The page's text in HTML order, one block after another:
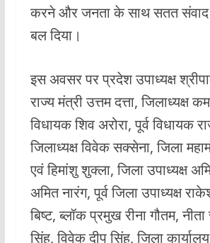
करने और जनता के साथ सतत संवाद
बल दिया।
इस अवसर पर प्रदेश उपाध्यक्ष
राज्य मंत्री उत्तम दत्ता, जिलाध्यक्ष
विधायक शिव अरोरा, पूर्व विधायक
जिलाध्यक्ष विवेक सक्सेना, जिला
एवं हिमांशु शुक्ला, जिला उपाध्यक्ष
अमित नारंग, पूर्व जिला उपाध्यक्ष
बिष्ट, ब्लॉक प्रमुख रीना गौतम,
सिंह, विवेक दीप सिंह, जिला